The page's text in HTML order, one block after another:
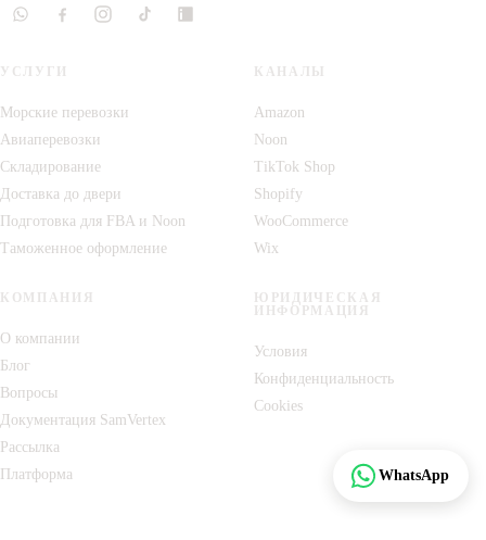
УСЛУГИ
Морские перевозки
Авиаперевозки
Складирование
Доставка до двери
Подготовка для FBA и Noon
Таможенное оформление
КАНАЛЫ
Amazon
Noon
TikTok Shop
Shopify
WooCommerce
Wix
КОМПАНИЯ
О компании
Блог
Вопросы
Документация SamVertex
Рассылка
Платформа
ЮРИДИЧЕСКАЯ
ИНФОРМАЦИЯ
Условия
Конфиденциальность
Cookies
WhatsApp